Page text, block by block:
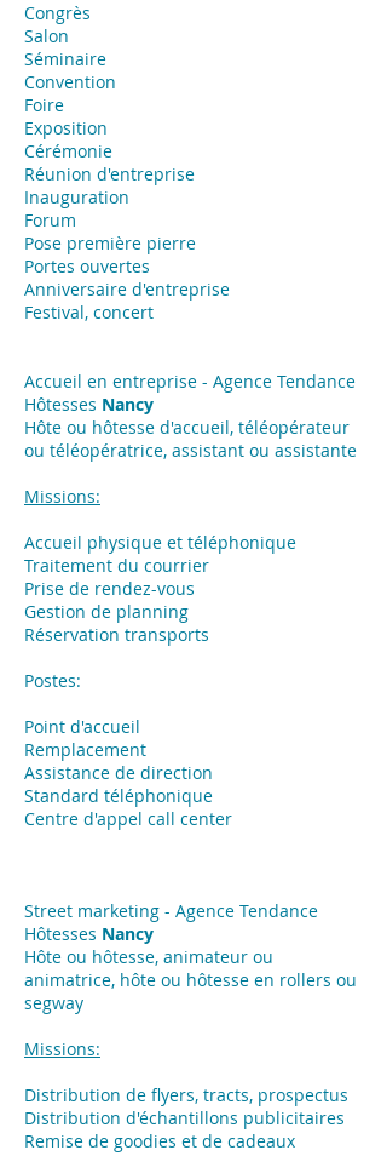
Congrès
Salon
Séminaire
Convention
Foire
Exposition
​Cérémonie
Réunion d'entreprise
Inauguration
Forum
Pose première pierre
Portes ouvertes
Anniversaire d'entreprise
Festival, concert
Accueil en entreprise - Agence Tendance
Hôtesses Nancy
Hôte ou hôtesse d'accueil, téléopérateur
ou téléopératrice, assistant ou assistante
Missions:
Accueil physique et téléphonique
Traitement du courrier
Prise de rendez-vous
Gestion de planning
Réservation transports
Postes:
Point d'accueil
Remplacement
Assistance de direction
Standard téléphonique
Centre d'appel call center
Street marketing - Agence Tendance
Hôtesses Nancy
Hôte ou hôtesse, animateur ou
animatrice, hôte ou hôtesse en rollers ou
segway
Missions:
​Distribution de flyers, tracts, prospectus
Distribution d'échantillons publicitaires
Remise de goodies et de cadeaux